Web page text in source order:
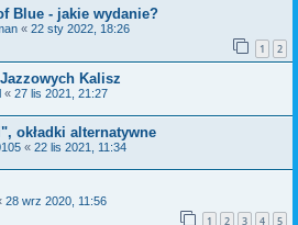
Blue - jakie wydanie?
« 22 sty 2022, 18:26
1 2
Kalisz
« 27 lis 2021, 21:27
okładki alternatywne
« 22 lis 2021, 11:34
28 wrz 2020, 11:56
1 2 3 4 5